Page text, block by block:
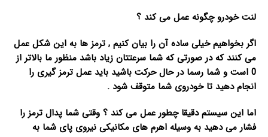
لنت خودرو چگونه عمل می کند ؟
اگر بخواهیم خیلی ساده آن را بیان کنیم , ترمز ها به این شکل عمل
می کنند که در صورتی که شما سرعتتان زیاد باشد منظور ما بالاتر از
0 است و شما رسما در حال حرکت باشید باید عمل ترمز گیری را
انجام دهید تا خودروی شما متوقف شود .
اما این سیستم دقیقا چطور عمل می کند ؟ وقتی شما پدال ترمز را
فشار می دهید به وسیله اهرم های مکانیکی نیروی پای شما به